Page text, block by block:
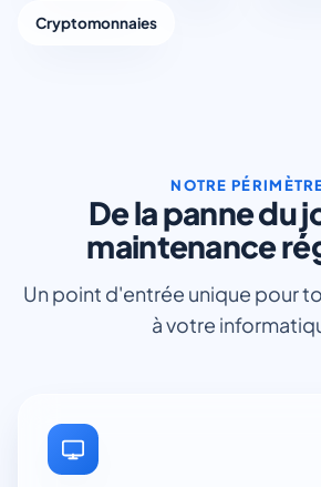
Cryptomonnaies
NOTRE
De la panne du
maintenance
Un point d'entrée unique pour
à votre